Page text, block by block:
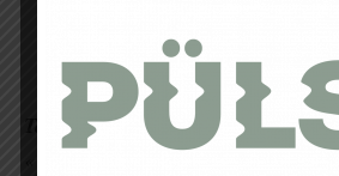
Yann Alarcon, Team Salomon Espoir
Ton regard sur le Trail ?
« Je pense que le trail va encore se